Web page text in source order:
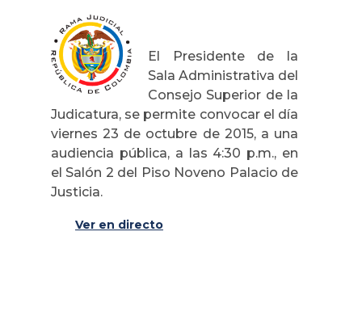
El Presidente de la
Sala Administrativa del
Consejo Superior de la
Judicatura, se permite convocar el día
viernes 23 de octubre de 2015, a una
audiencia pública, a las 4:30 p.m., en
el Salón 2 del Piso Noveno Palacio de
Justicia.
Ver en directo